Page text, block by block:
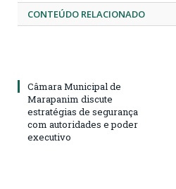
CONTEÚDO RELACIONADO
Câmara Municipal de
Marapanim discute
estratégias de segurança
com autoridades e poder
executivo